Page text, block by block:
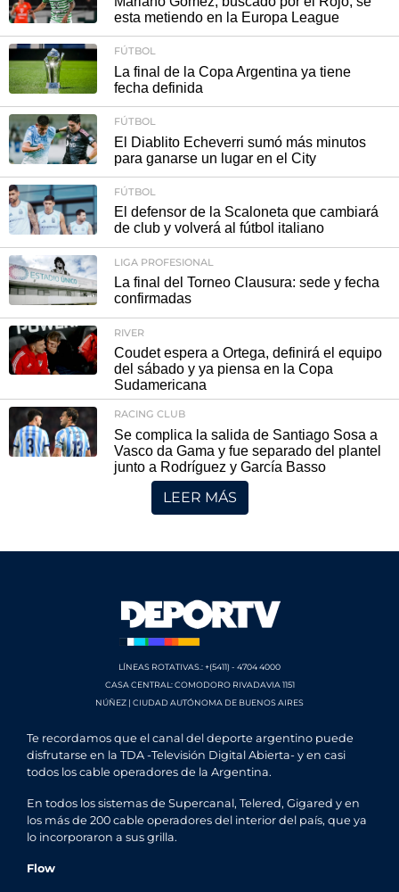
esta metiendo en la Europa League
FÚTBOL
La final de la Copa Argentina ya tiene
fecha definida
FÚTBOL
El Diablito Echeverri sumó más minutos
para ganarse un lugar en el City
FÚTBOL
El defensor de la Scaloneta que cambiará
de club y volverá al fútbol italiano
LIGA PROFESIONAL
La final del Torneo Clausura: sede y fecha
confirmadas
RIVER
Coudet espera a Ortega, definirá el equipo
del sábado y ya piensa en la Copa
Sudamericana
RACING CLUB
Se complica la salida de Santiago Sosa a
Vasco da Gama y fue separado del plantel
junto a Rodríguez y García Basso
LEER MÁS
LÍNEAS ROTATIVAS.: +(5411) - 4704 4000
CASA CENTRAL: COMODORO RIVADAVIA 1151
NÚÑEZ | CIUDAD AUTÓNOMA DE BUENOS AIRES
Te recordamos que el canal del deporte argentino puede
disfrutarse en la TDA -Televisión Digital Abierta- y en casi
todos los cable operadores de la Argentina.
En todos los sistemas de Supercanal, Telered, Gigared y en
los más de 200 cable operadores del interior del país, que ya
lo incorporaron a sus grilla.
Flow